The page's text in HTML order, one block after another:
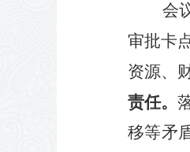
会
审批卡
资源、
责任。
移等矛